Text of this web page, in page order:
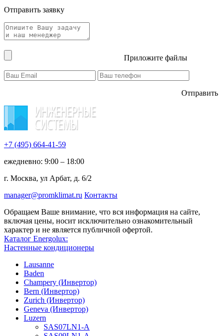
Отправить заявку
Приложите файлы
Отправить
+7 (495) 664-41-59
ежедневно: 9:00 – 18:00
г. Москва, ул Арбат, д. 6/2
manager@promklimat.ru Контакты
Обращаем Ваше внимание, что вся информация на сайте,
включая цены, носит исключительно ознакомительный
характер и не является публичной офертой.
Каталог Energolux:
Настенные кондиционеры
Lausanne
Baden
Champery (Инвертор)
Bern (Инвертор)
Zurich (Инвертор)
Geneva (Инвертор)
Luzern
SAS07LN1-A